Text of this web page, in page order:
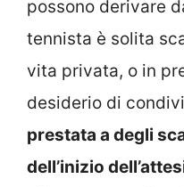
possono derivare
tennista è solita
vita privata, o in
desiderio di
prestata a degli
dell’inizio